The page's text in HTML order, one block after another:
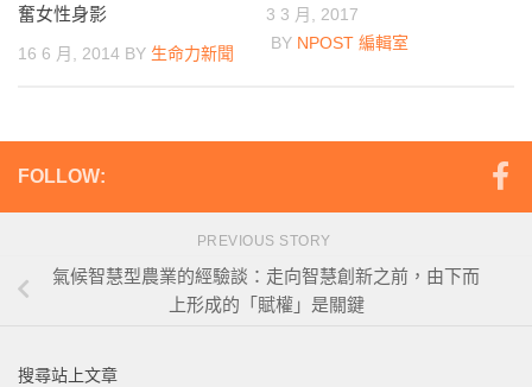
奮女性身影
16 6 月, 2014 BY 生命力新聞
3 3 月, 2017
BY NPOST 編輯室
FOLLOW:
PREVIOUS STORY
氣候智慧型農業的經驗談：走向智慧創新之前，由下而
上形成的「賦權」是關鍵
搜尋站上文章